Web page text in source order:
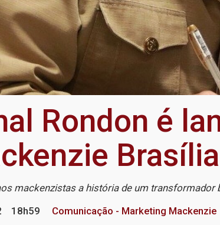
Rondon é
Brasília
mackenzistas a história de um transformador
18h59
Comunicação - Marketing Mackenzie